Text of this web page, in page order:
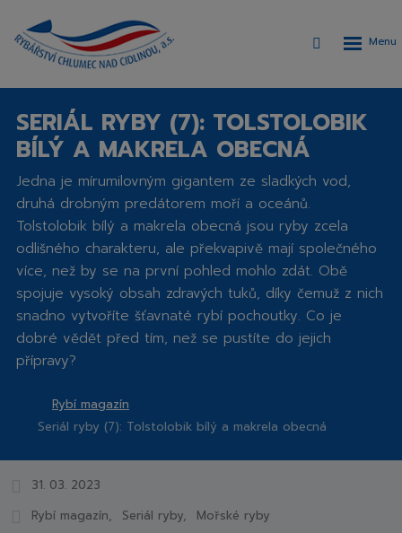
Vyhledávání
SERIÁL RYBY (7): TOLSTOLOBIK
BÍLÝ A MAKRELA OBECNÁ
Jedna je mírumilovným gigantem ze sladkých vod,
druhá drobným predátorem moří a oceánů.
Tolstolobik bílý a makrela obecná jsou ryby zcela
odlišného charakteru, ale překvapivě mají společného
více, než by se na první pohled mohlo zdát. Obě
spojuje vysoký obsah zdravých tuků, díky čemuž z nich
snadno vytvoříte šťavnaté rybí pochoutky. Co je
dobré vědět před tím, než se pustíte do jejich
přípravy?
Rybářství
nad
Cidlinou,
Rybí magazín
Seriál ryby (7): Tolstolobik bílý a makrela obecná
31. 03. 2023
Rybí magazín
Seriál ryby Mořské ryby